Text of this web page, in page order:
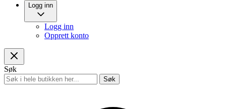
Logg inn
Logg inn
Opprett konto
Søk
Søk